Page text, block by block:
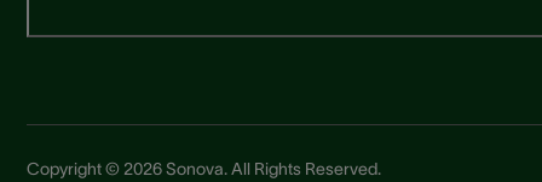
Copyright © 2026 Sonova. All Rights Reserved.